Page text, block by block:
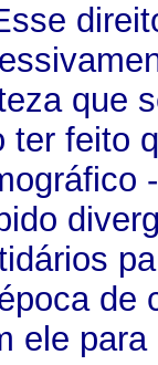
que
ter feito
de
ele